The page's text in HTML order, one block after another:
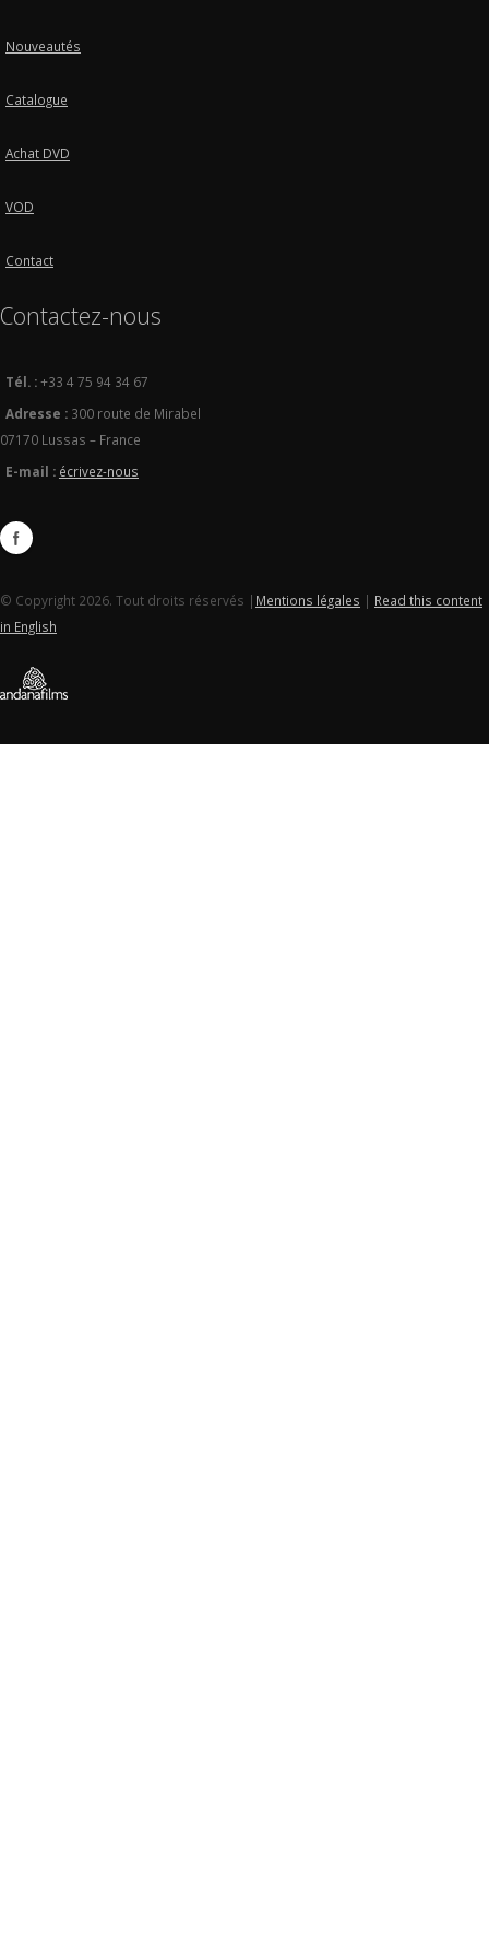
Nouveautés
Catalogue
Achat DVD
VOD
Contact
Contactez-nous
Tél. :+33 4 75 94 34 67
Adresse : 300 route de Mirabel
07170 Lussas – France
E-mail : écrivez-nous
© Copyright 2026. Tout droits réservés | Mentions légales | Read this content
in English